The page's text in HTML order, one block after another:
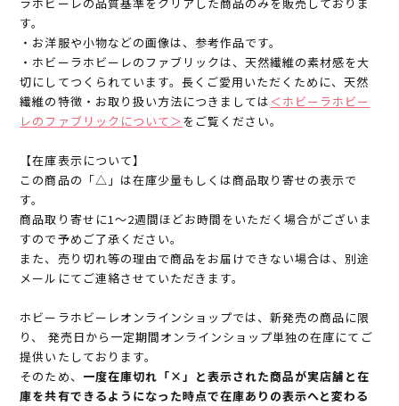
す。
・お洋服や小物などの画像は、参考作品です。
・ホビーラホビーレのファブリックは、天然繊維の素材感を大
切にしてつくられています。長くご愛用いただくために、天然
繊維の特徴・お取り扱い方法につきましては＜ホビーラホビー
レのファブリックについて＞ をご覧ください。
【在庫表示について】
この商品の「△」は在庫少量もしくは商品取り寄せの表示で
す。
商品取り寄せに1～2週間ほどお時間をいただく場合がございま
すので予めご了承ください。
また、売り切れ等の理由で商品をお届けできない場合は、別途
メールにてご連絡させていただきます。
ホビーラホビーレオンラインショップでは、新発売の商品に限
り、 発売日から一定期間オンラインショップ単独の在庫にてご
提供いたしております。
そのため、 一度在庫切れ「×」と表示された商品が実店舗と在
庫を共有できるようになった時点で在庫ありの表示へと変わる